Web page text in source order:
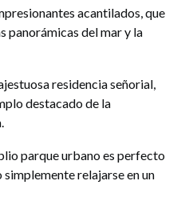
acantilados, que
panorámicas del mar y la
residencia señorial,
destacado de la
parque urbano es perfecto
relajarse en un